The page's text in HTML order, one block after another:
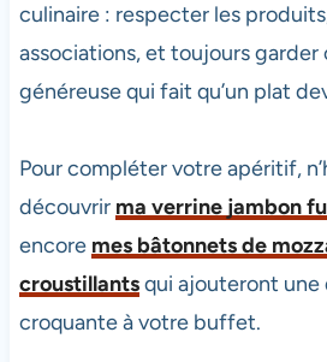
culinaire : respecter les
associations, et toujours
généreuse qui fait qu’un plat
Pour compléter votre apéritif,
découvrir ma verrine jambon
encore mes bâtonnets de
croustillantsqui ajouteront une
croquante à votre buffet.